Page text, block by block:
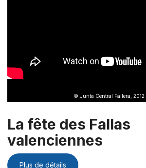
© Junta Central Fallera, 2012
La fête des Fallas
valenciennes
Plus de détails